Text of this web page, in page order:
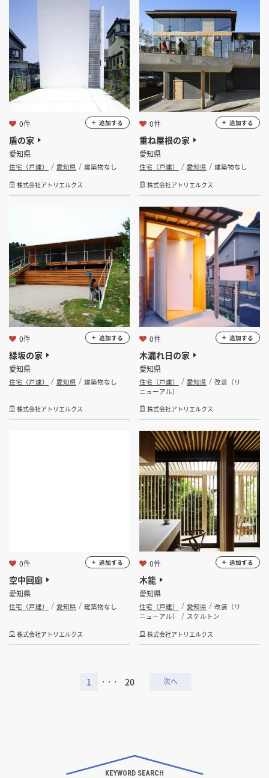
盾の家
愛知県
住宅（戸建） 愛知県
建築物なし
株式会社アトリエルクス
0件 追加する
重ね屋根の家
愛知県
住宅（戸建） 愛知県
建築物なし
株式会社アトリエルクス
0件 追加する
緑坂の家
愛知県
住宅（戸建） 愛知県 建築物なし
株式会社アトリエルクス
0件 追加する
木漏れ日の家
愛知県
住宅（戸建） 愛知県
改装（リ
ニューアル）
株式会社アトリエルクス
0件 追加する
空中回廊
愛知県
住宅（戸建） 愛知県 建築物なし
株式会社アトリエルクス
0件 追加する
木籠
愛知県
住宅（戸建） 愛知県
改装（リ
ニューアル）
スケルトン
株式会社アトリエルクス
0件 追加する
1 ・・・ 20
KEYWORD SEARCH